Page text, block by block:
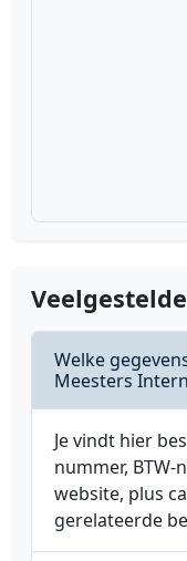
Welke
Meesters
Je vindt hier
nummer,
website, plus
gerelateerde